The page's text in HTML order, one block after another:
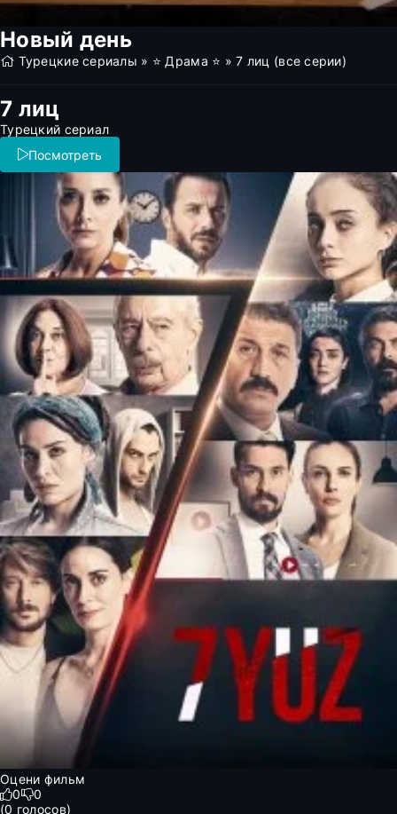
Новый день
Турецкие сериалы » ⭐ Драма ⭐ » 7 лиц (все серии)
7 лиц
Турецкий сериал
Посмотреть
Оцени фильм
0
0
(0 голосов)